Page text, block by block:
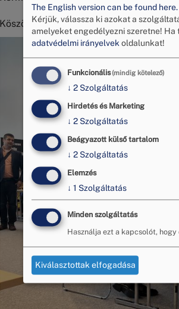
Köszönjük a lehetőséget!
The English version can be found here.
Kérjük, válassza ki azokat a
amelyeket engedélyezni szeretne! Ha
adatvédelmi irányelvekoldalunkat!
Funkcionális(mindig kötelező)
↓ 2 Szolgáltatás
Hirdetés és Marketing
↓ 2 Szolgáltatás
Beágyazott külső tartalom
↓ 2 Szolgáltatás
Elemzés
↓ 1 Szolgáltatás
Minden szolgáltatás
Használja ezt a kapcsolót,
Kiválasztottak elfogadása